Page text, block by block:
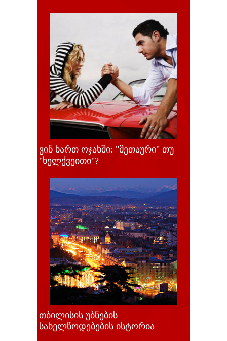
ვინ ხართ ოჯახში: "მეთაური" თუ
"ხელქვეითი"?
თბილისის უბნების
სახელწოდებების ისტორია